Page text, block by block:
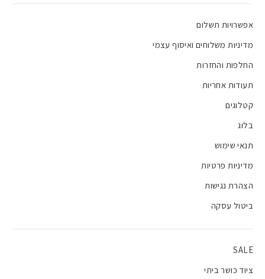
אפשרויות תשלום
מדיניות משלוחים ואיסוף עצמי
החלפות והחזרות
תעודות אחריות
קטלוגים
בלוג
תנאי שימוש
מדיניות פרטיות
הצהרת נגישות
ביטול עסקה
SALE
ציוד כושר ביתי